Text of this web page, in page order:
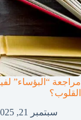
مراجعة “البؤساء”
القلوب؟
سبتمبر 21, 2025